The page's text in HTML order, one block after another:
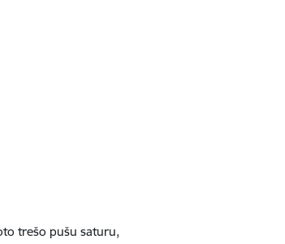
trešo pušu saturu,